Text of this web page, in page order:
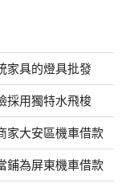
家具的燈具批發
採用獨特水飛梭
家大安區機車借款
鋪為屏東機車借款